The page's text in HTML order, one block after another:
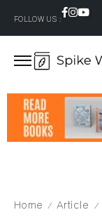
FOLLOW US :
Home / Article /